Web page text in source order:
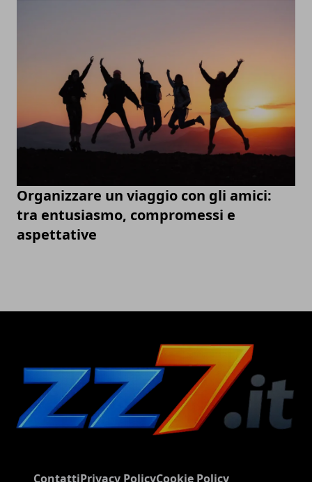
Organizzare un viaggio con gli amici:
tra entusiasmo, compromessi e
aspettative
ContattiPrivacy PolicyCookie Policy